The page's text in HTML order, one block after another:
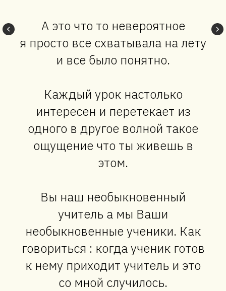
А это что то невероятное
я просто все схватывала на лету
и все было понятно.
Каждый урок настолько
интересен и перетекает из
одного в другое волной такое
ощущение что ты живешь в
этом.
Вы наш необыкновенный
учитель а мы Ваши
необыкновенные ученики. Как
говориться : когда ученик готов
к нему приходит учитель и это
со мной случилось.